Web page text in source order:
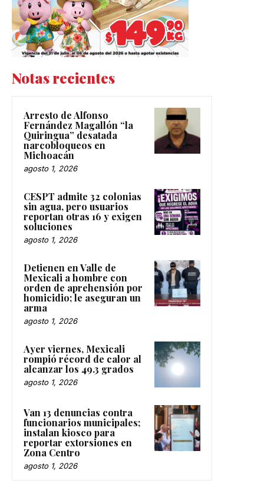
Notas recientes
Arresto de Alfonso
Fernández Magallón “la
Quiringua” desatada
narcobloqueos en
Michoacán
agosto 1, 2026
CESPT admite 32 colonias
sin agua, pero usuarios
reportan otras 16 y exigen
soluciones
agosto 1, 2026
Detienen en Valle de
Mexicali a hombre con
orden de aprehensión por
homicidio; le aseguran un
arma
agosto 1, 2026
Ayer viernes, Mexicali
rompió récord de calor al
alcanzar los 49.3 grados
agosto 1, 2026
Van 13 denuncias contra
funcionarios municipales;
instalan kiosco para
reportar extorsiones en
Zona Centro
agosto 1, 2026